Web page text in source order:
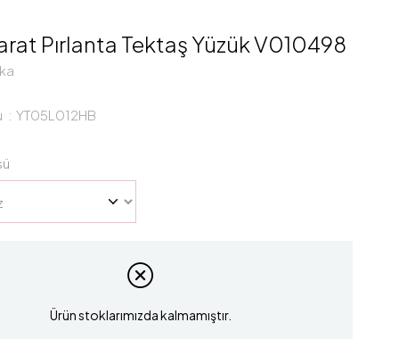
Pırlanta Tektaş Yüzük V010498
YT05L012HB
Ürün stoklarımızda kalmamıştır.